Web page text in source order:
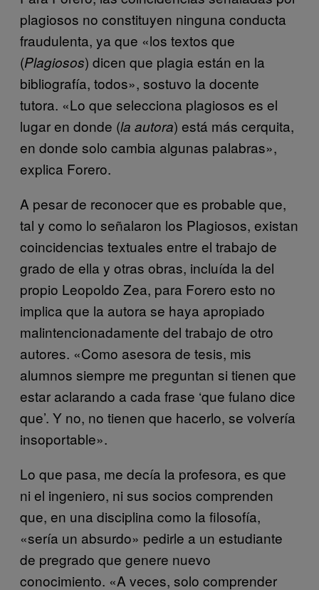
plagiosos no constituyen ninguna conducta
fraudulenta, ya que «los textos que
(Plagiosos) dicen que plagia están en la
bibliografía, todos», sostuvo la docente
tutora. «Lo que selecciona plagiosos es el
lugar en donde (la autora) está más cerquita,
en donde solo cambia algunas palabras»,
explica Forero.
A pesar de reconocer que es probable que,
tal y como lo señalaron los Plagiosos, existan
coincidencias textuales entre el trabajo de
grado de ella y otras obras, incluída la del
propio Leopoldo Zea, para Forero esto no
implica que la autora se haya apropiado
malintencionadamente del trabajo de otro
autores. «Como asesora de tesis, mis
alumnos siempre me preguntan si tienen que
estar aclarando a cada frase ‘que fulano dice
que’. Y no, no tienen que hacerlo, se volvería
insoportable».
Lo que pasa, me decía la profesora, es que
ni el ingeniero, ni sus socios comprenden
que, en una disciplina como la filosofía,
«sería un absurdo» pedirle a un estudiante
de pregrado que genere nuevo
conocimiento. «A veces, solo comprender